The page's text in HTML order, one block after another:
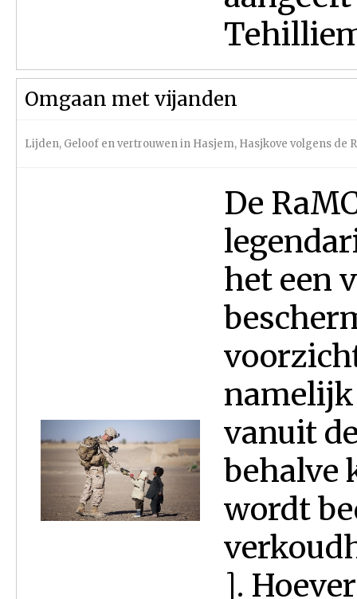
Omgaan met vijanden
Lijden, Geloof en vertrouwen in Hasjem, Hasjkove volgens de
De
het een
vanuit
behalve
wordt
].